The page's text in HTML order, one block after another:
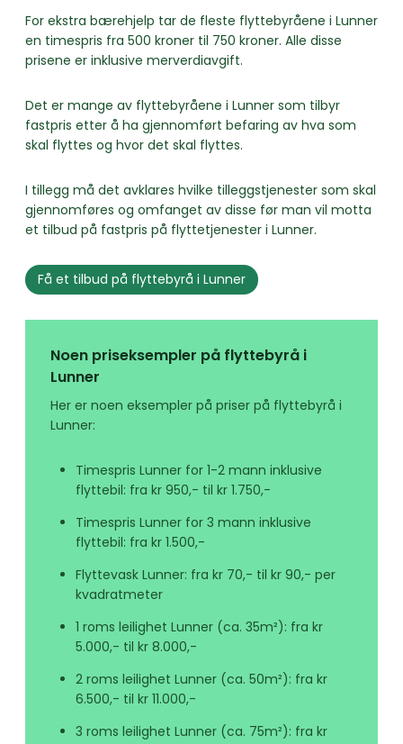
For ekstra bærehjelp tar de fleste flyttebyråene i Lunner
en timespris fra 500 kroner til 750 kroner. Alle disse
prisene er inklusive merverdiavgift.
Det er mange av flyttebyråene i Lunner som tilbyr
fastpris etter å ha gjennomført befaring av hva som
skal flyttes og hvor det skal flyttes.
I tillegg må det avklares hvilke tilleggstjenester som skal
gjennomføres og omfanget av disse før man vil motta
et tilbud på fastpris på flyttetjenester i Lunner.
Få et tilbud på flyttebyrå i Lunner
Noen priseksempler på flyttebyrå i
Lunner
Her er noen eksempler på priser på flyttebyrå i
Lunner:
Timespris Lunner for 1-2 mann inklusive
flyttebil: fra kr 950,- til kr 1.750,-
Timespris Lunner for 3 mann inklusive
flyttebil: fra kr 1.500,-
Flyttevask Lunner: fra kr 70,- til kr 90,- per
kvadratmeter
1 roms leilighet Lunner (ca. 35m²): fra kr
5.000,- til kr 8.000,-
2 roms leilighet Lunner (ca. 50m²): fra kr
6.500,- til kr 11.000,-
3 roms leilighet Lunner (ca. 75m²): fra kr